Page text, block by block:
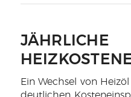
JÄHRLICHE
Ein Wechsel von
deutlichen